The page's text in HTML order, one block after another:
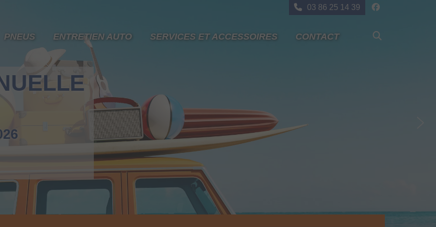
03 86 25 14 39
PNEUS ENTRETIEN AUTO SERVICES ET ACCESSOIRES CONTACT